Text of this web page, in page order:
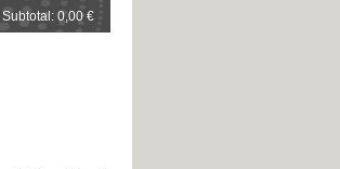
Subtotal: 0,00 €